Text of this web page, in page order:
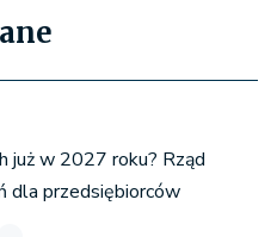
już w 2027 roku? Rząd
dla przedsiębiorców